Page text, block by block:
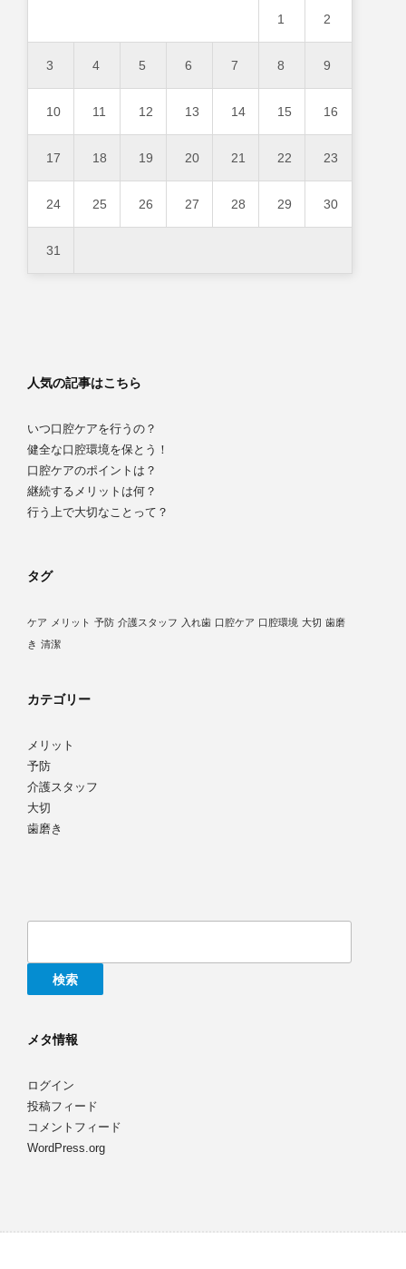
1 2
3 4 5 6 7 8 9
10 11 12 13 14 15 16
17 18 19 20 21 22 23
24 25 26 27 28 29 30
31
人気の記事はこちら
いつ口腔ケアを行うの？
健全な口腔環境を保とう！
口腔ケアのポイントは？
継続するメリットは何？
行う上で大切なことって？
タグ
ケア メリット 予防 介護スタッフ 入れ歯 口腔ケア 口腔環境 大切 歯磨
き 清潔
カテゴリー
メリット
予防
介護スタッフ
大切
歯磨き
メタ情報
ログイン
投稿フィード
コメントフィード
WordPress.org